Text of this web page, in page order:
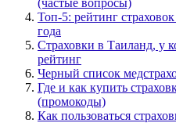
Топ-5: рейтинг
года
Страховки в Таиланд, у
рейтинг
Черный список
Где и как купить
(промокоды)
Как пользоваться